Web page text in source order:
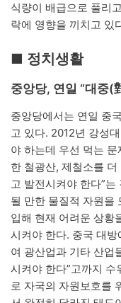
식량이 배급으로 풀리
락에 영향을 끼치고 있
■ 정치생활
중앙당, 연일 “대중(
중앙당에서는 연일 중
고 있다. 2012년 강성
야 하는데 우선 먹는
한 철광산, 제철소를
고 발전시켜야 한다”는
될 만한 물질적 자원을
입해 현재 어려운 상황
시켜야 한다. 중국 대
여 광산업과 기타 산업
시켜야 한다”고까지
로 자국의 자원보호를